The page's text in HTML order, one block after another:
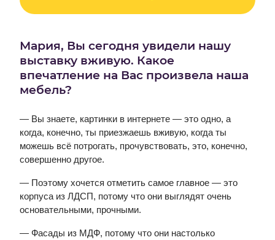
Мария, Вы сегодня увидели нашу
выставку вживую. Какое
впечатление на Вас произвела наша
мебель?
— Вы знаете, картинки в интернете — это одно, а
когда, конечно, ты приезжаешь вживую, когда ты
можешь всё потрогать, прочувствовать, это, конечно,
совершенно другое.
— Поэтому хочется отметить самое главное — это
корпуса из ЛДСП, потому что они выглядят очень
основательными, прочными.
— Фасады из МДФ, потому что они настолько